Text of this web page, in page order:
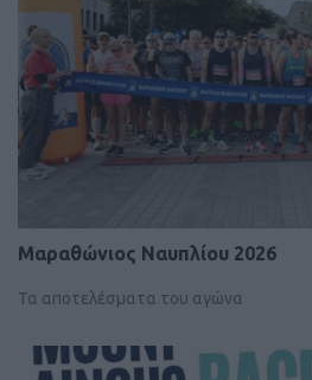
Μαραθώνιος Ναυπλίου 2026
Τα αποτελέσματα του αγώνα